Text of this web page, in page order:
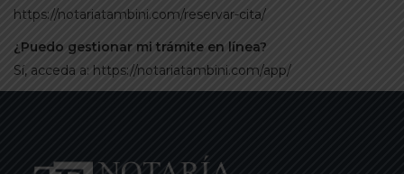
https://notariatambini.com/reservar-cita/
¿Puedo gestionar mi trámite en línea?
Sí, acceda a: https://notariatambini.com/app/